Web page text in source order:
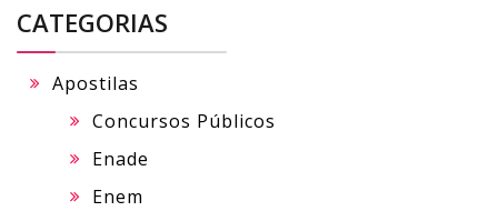
CATEGORIAS
Apostilas
Concursos Públicos
Enade
Enem